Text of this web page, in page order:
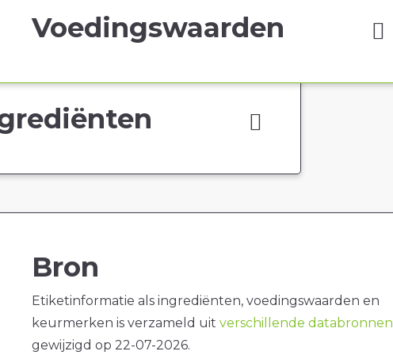
Voedingswaarden
Bron
Etiketinformatie als ingrediënten, voedingswaarden en
keurmerken is verzameld uit verschillende databronnen
gewijzigd op 22-07-2026.